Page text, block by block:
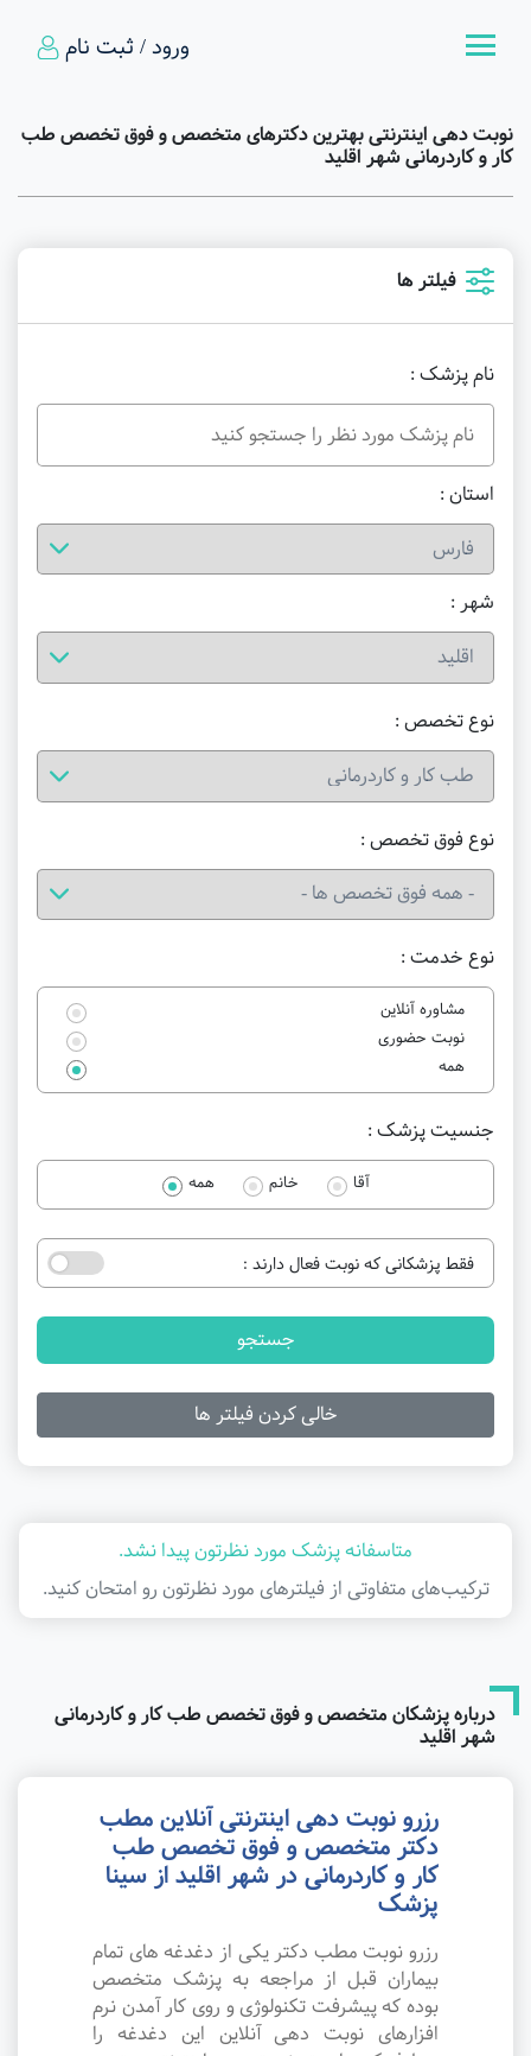
ورود / ثبت نام
نوبت دهی اینترنتی بهترین دکترهای متخصص و فوق تخصص طب
کار و کاردرمانی شهر اقلید
فیلتر ها
نام پزشک :
استان :
شهر :
نوع خدمت :
مشاوره آنلاین
نوبت حضوری
همه
نوع تخصص :
نوع فوق تخصص :
جنسیت پزشک :
آقا خانم همه
فقط پزشکانی که نوبت فعال دارند :
جستجو
خالی کردن فیلتر ها
متاسفانه پزشک مورد نظرتون پیدا نشد.
ترکیب‌های متفاوتی از فیلتر‌های مورد نظرتون رو امتحان کنید.
درباره پزشکان متخصص و فوق تخصص طب کار و کاردرمانی
شهر اقلید
رزرو نوبت دهی اینترنتی آنلاین مطب
دکتر متخصص و فوق تخصص طب
کار و کاردرمانی در شهر اقلید از سینا
پزشک
رزرو نوبت مطب دکتر یکی از دغدغه های تمام
بیماران قبل از مراجعه به پزشک متخصص
بوده که پیشرفت تکنولوژی و روی کار آمدن نرم
افزارهای نوبت دهی آنلاین این دغدغه را